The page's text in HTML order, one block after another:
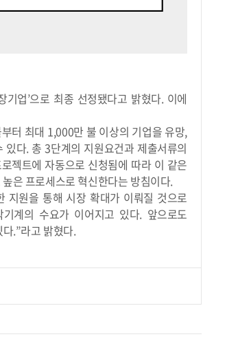
업’으로 최종 선정됐다고 밝혔다. 이에
터 최대 1,000만 불 이상의 기업을 유망,
다. 총 3단계의 지원요건과 제출서류의
젝트에 자동으로 신청됨에 따라 이 같은
은 프로세스로 혁신한다는 방침이다.
지원을 통해 시장 확대가 이뤄질 것으로
계의 수요가 이어지고 있다. 앞으로도
.”라고 밝혔다.